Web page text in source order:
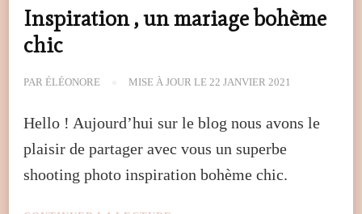
Inspiration , un mariage bohème
chic
PAR ÉLÉONORE MISE À JOUR LE 22 JANVIER 2021
Hello ! Aujourd’hui sur le blog nous avons le
plaisir de partager avec vous un superbe
shooting photo inspiration bohème chic.